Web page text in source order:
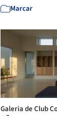
Marcar
Galeria de Club